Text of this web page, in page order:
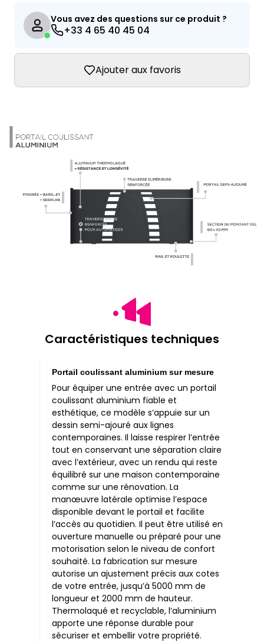
Vous avez des questions sur ce produit ?
+33 4 65 40 45 04
Ajouter aux favoris
Caractéristiques techniques
Portail coulissant aluminium sur mesure
Pour équiper une entrée avec un portail
coulissant aluminium fiable et
esthétique, ce modèle s’appuie sur un
dessin semi-ajouré aux lignes
contemporaines. Il laisse respirer l’entrée
tout en conservant une séparation claire
avec l’extérieur, avec un rendu qui reste
équilibré sur une maison contemporaine
comme sur une rénovation. La
manœuvre latérale optimise l’espace
disponible devant le portail et facilite
l’accès au quotidien. Il peut être utilisé en
ouverture manuelle ou préparé pour une
motorisation selon le niveau de confort
souhaité. La fabrication sur mesure
autorise un ajustement précis aux cotes
de votre entrée, jusqu’à 5000 mm de
longueur et 2000 mm de hauteur.
Thermolaqué et recyclable, l’aluminium
apporte une réponse durable pour
sécuriser et embellir votre propriété.